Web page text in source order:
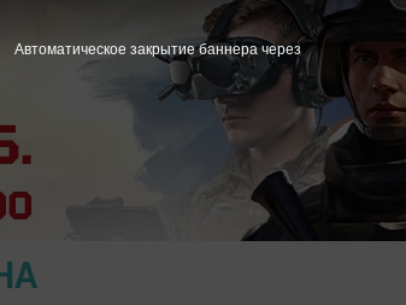
Автоматическое закрытие баннера через